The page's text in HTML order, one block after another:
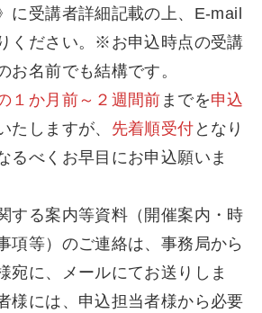
に受講者詳細記載の上、E-mail
ください。※お申込時点の受講
お名前でも結構です。
１か月前～２週間前 までを申込
たしますが、 先着順受付 となり
るべくお早目にお申込願いま
する案内等資料（開催案内・時
項等）のご連絡は、事務局から
宛に、メールにてお送りしま
様には、申込担当者様から必要